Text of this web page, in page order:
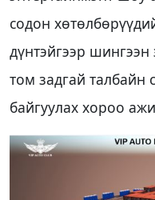
содон
дүнтэйгээр
том задгай талбайн
байгуулах хороо